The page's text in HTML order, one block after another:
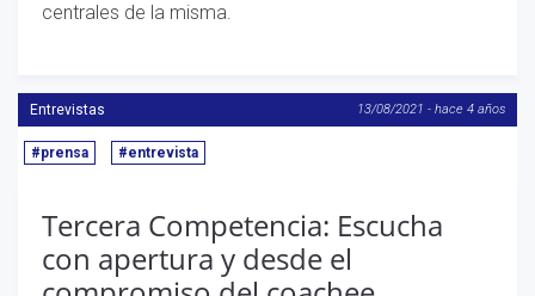
centrales de la misma.
Entrevistas 13/08/2021 - hace 4 años
#prensa #entrevista
Tercera Competencia: Escucha
con apertura y desde el